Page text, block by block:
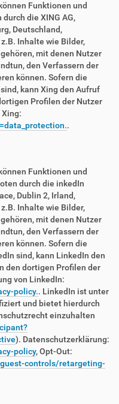
Funktionen und
die XING AG,
Deutschland,
Inhalte wie Bilder,
mit denen Nutzer
den Verfassern der
können. Sofern die
kann Xing den Aufruf
Profilen der Nutzer
.
Funktionen und
durch die inkedIn
Dublin 2, Irland,
Inhalte wie Bilder,
mit denen Nutzer
den Verfassern der
können. Sofern die
sind, kann LinkedIn den
den dortigen Profilen der
von LinkedIn:
policy.. LinkedIn ist unter
und bietet hierdurch
einzuhalten
). Datenschutzerklärung:
policy, Opt-Out:
controls/retargeting-